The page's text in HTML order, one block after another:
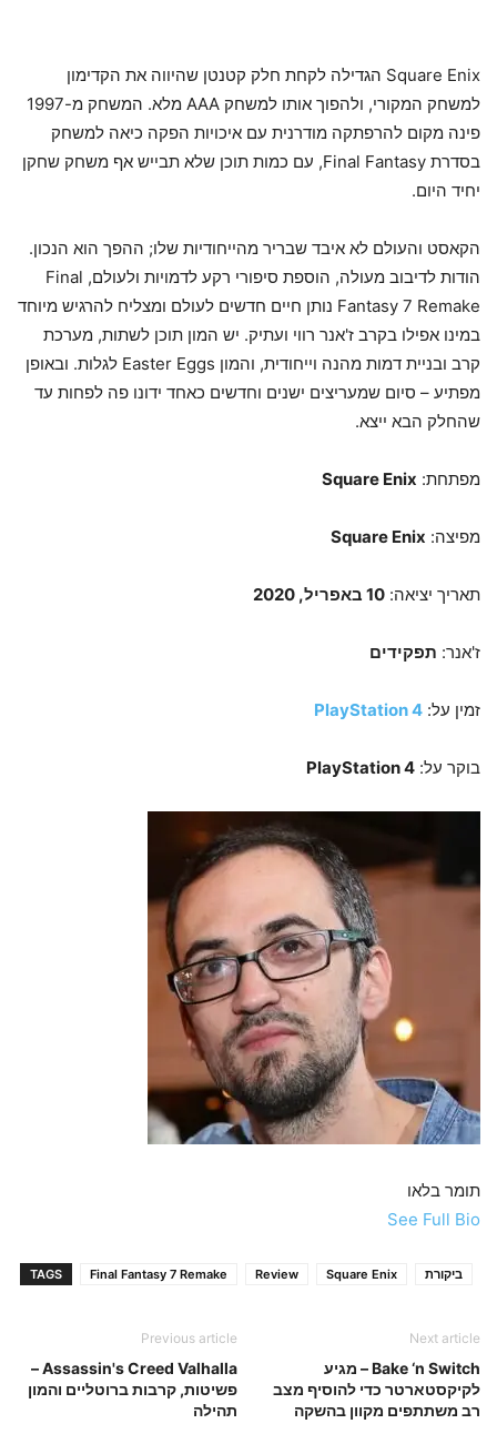
Square Enix הגדילה לקחת חלק קטנטן שהיווה את הקדימון
למשחק המקורי, ולהפוך אותו למשחק AAA מלא. המשחק מ-1997
פינה מקום להרפתקה מודרנית עם איכויות הפקה כיאה למשחק
בסדרת Final Fantasy, עם כמות תוכן שלא תבייש אף משחק שחקן
יחיד היום.
הקאסט והעולם לא איבד שבריר מהייחודיות שלו; ההפך הוא הנכון.
הודות לדיבוב מעולה, הוספת סיפורי רקע לדמויות ולעולם, Final
Fantasy 7 Remake נותן חיים חדשים לעולם ומצליח להרגיש מיוחד
במינו אפילו בקרב ז'אנר רווי ועתיק. יש המון תוכן לשתות, מערכת
קרב ובניית דמות מהנה וייחודית, והמון Easter Eggs לגלות. ובאופן
מפתיע – סיום שמעריצים ישנים וחדשים כאחד ידונו פה לפחות עד
שהחלק הבא ייצא.
מפתחת: Square Enix
מפיצה: Square Enix
תאריך יציאה: 10 באפריל, 2020
ז'אנר: תפקידים
זמין על: PlayStation 4
בוקר על: PlayStation 4
תומר בלאו
See Full Bio
TAGS Final Fantasy 7 Remake Review Square Enix ביקורת
Previous article
Assassin's Creed Valhalla –
פשיטות, קרבות ברוטליים והמון
תהילה
Next article
Bake ‘n Switch – מגיע
לקיקסטארטר כדי להוסיף מצב
רב משתתפים מקוון בהשקה